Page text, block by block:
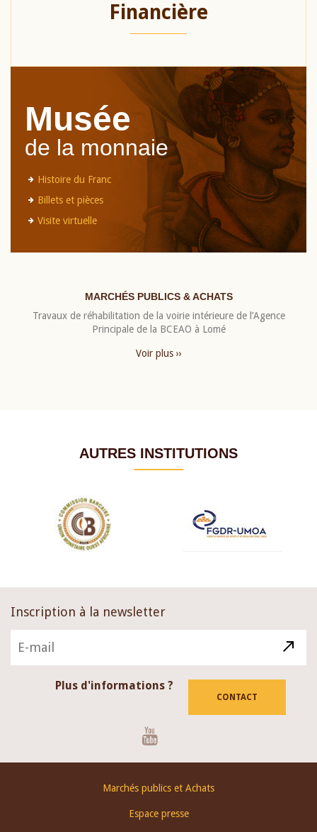
Financière
Musée
de la monnaie
Histoire du Franc
Billets et pièces
Visite virtuelle
MARCHÉS PUBLICS & ACHATS
Travaux de réhabilitation de la voirie intérieure de l’Agence
Principale de la BCEAO à Lomé
Voir plus ››
AUTRES INSTITUTIONS
Inscription à la newsletter
Plus d'informations ?
CONTACT
Marchés publics et Achats
Espace presse